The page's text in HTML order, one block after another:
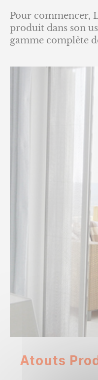
Pour commencer,
produit dans son
gamme complète
Atouts